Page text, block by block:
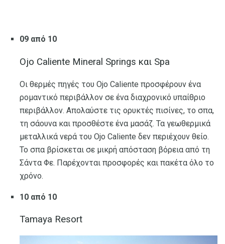
09 από 10
Ojo Caliente Mineral Springs και Spa
Οι θερμές πηγές του Ojo Caliente προσφέρουν ένα
ρομαντικό περιβάλλον σε ένα διαχρονικό υπαίθριο
περιβάλλον. Απολαύστε τις ορυκτές πισίνες, το σπα,
τη σάουνα και προσθέστε ένα μασάζ. Τα γεωθερμικά
μεταλλικά νερά του Ojo Caliente δεν περιέχουν θείο.
Το σπα βρίσκεται σε μικρή απόσταση βόρεια από τη
Σάντα Φε. Παρέχονται προσφορές και πακέτα όλο το
χρόνο.
10 από 10
Tamaya Resort